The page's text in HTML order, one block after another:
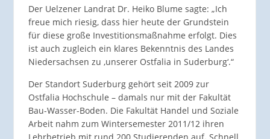
Der Uelzener Landrat Dr. Heiko Blume sagte: „Ich
freue mich riesig, dass hier heute der Grundstein
für diese große Investitionsmaßnahme erfolgt. Dies
ist auch zugleich ein klares Bekenntnis des Landes
Niedersachsen zu ‚unserer Ostfalia in Suderburg‘.“
Der Standort Suderburg gehört seit 2009 zur
Ostfalia Hochschule – damals nur mit der Fakultät
Bau-Wasser-Boden. Die Fakultät Handel und Soziale
Arbeit nahm zum Wintersemester 2011/12 ihren
Lehrbetrieb mit rund 200 Studierenden auf. Schnell